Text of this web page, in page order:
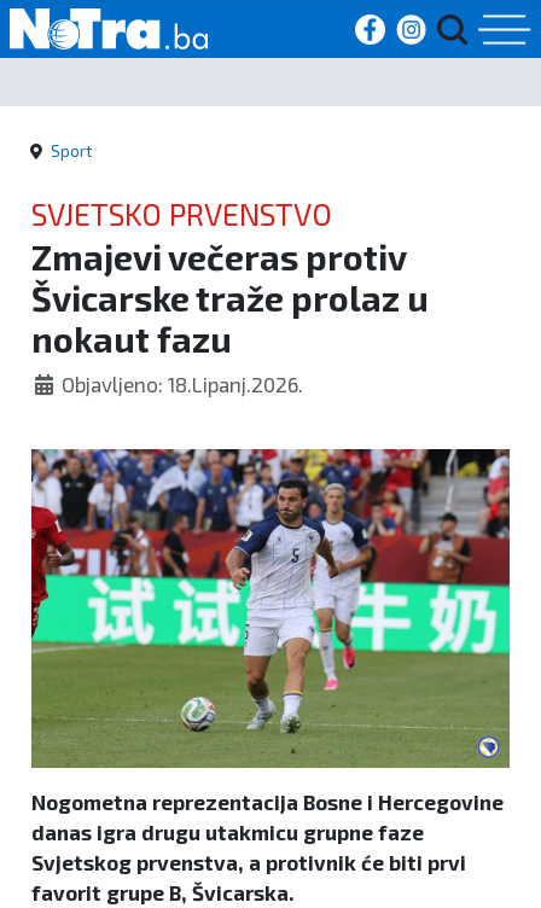
Početna
Vijesti
Sport
Kultura
Crna
kronika
Politika
Zanimljivosti
Sport
SVJETSKO PRVENSTVO
Zmajevi večeras protiv
Švicarske traže prolaz u
nokaut fazu
Objavljeno: 18.Lipanj.2026.
Nogometna reprezentacija Bosne i Hercegovine
danas igra drugu utakmicu grupne faze
Svjetskog prvenstva, a protivnik će biti prvi
favorit grupe B, Švicarska.